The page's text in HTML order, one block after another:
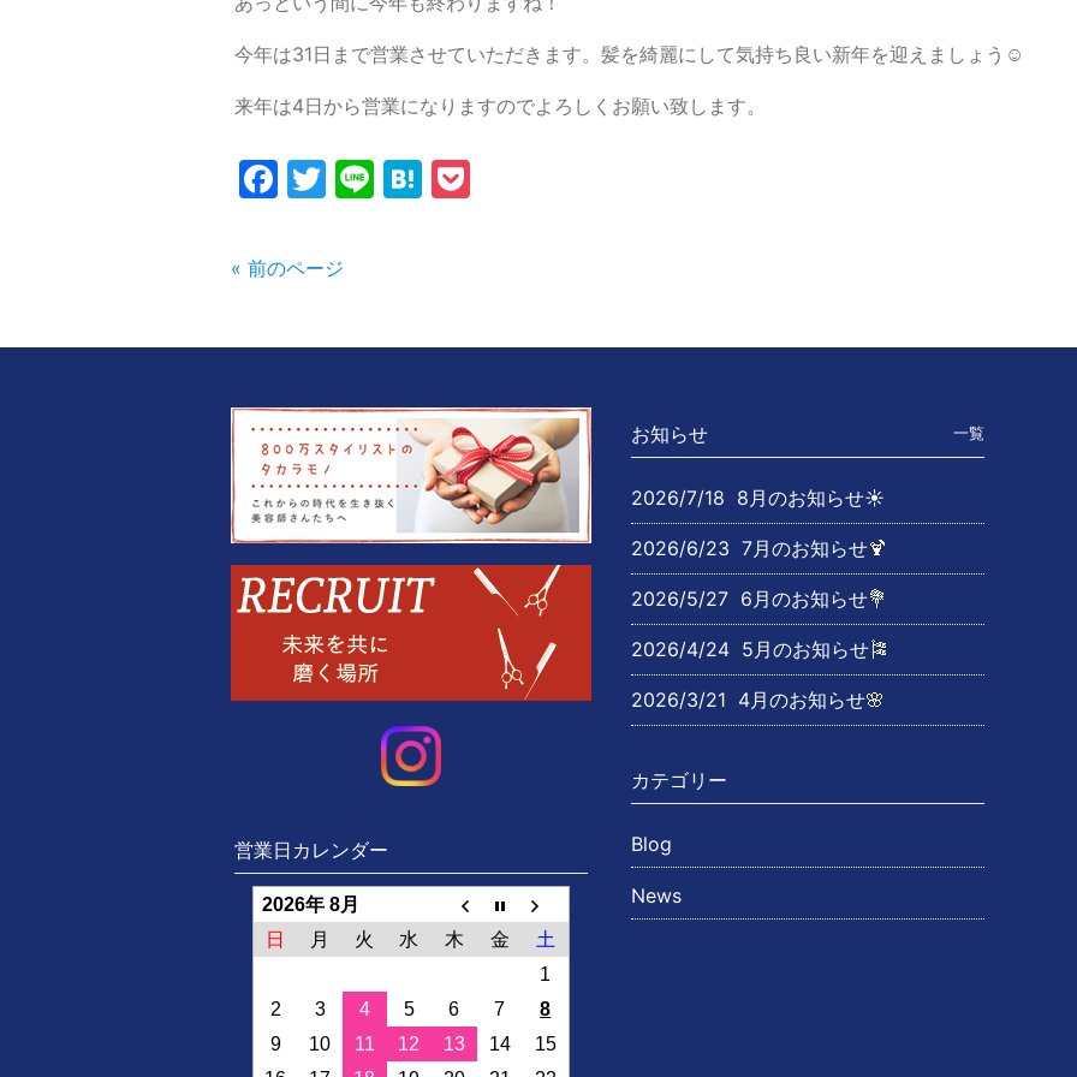
今年は31日まで営業させていただきます。髪を綺麗にして気持ち良い新年を迎えましょう☺︎
来年は4日から営業になりますのでよろしくお願い致します。
Facebook
Twitter
LineHatena
« 前のページ
営業日カレンダー
2026年 8月
日
月 火 水 木 金
土
1
2
3 4 5 6 7
8
9
10 11 12 13 14
15
お知らせ 一覧
2026/7/18 8月のお知らせ☀️
2026/6/23 7月のお知らせ🍹
2026/5/27 6月のお知らせ💐
2026/4/24 5月のお知らせ🎏
2026/3/21 4月のお知らせ🌸
カテゴリー
Blog
News